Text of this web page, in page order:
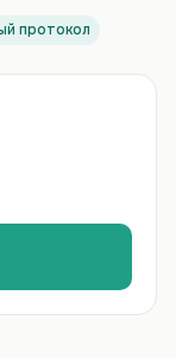
протокол